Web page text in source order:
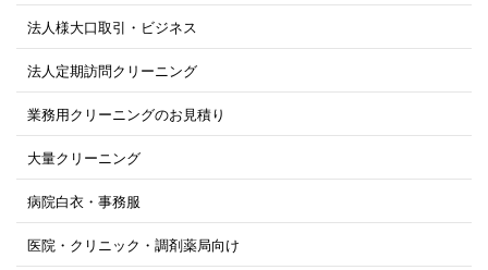
法人様大口取引・ビジネス
法人定期訪問クリーニング
業務用クリーニングのお見積り
大量クリーニング
病院白衣・事務服
医院・クリニック・調剤薬局向け